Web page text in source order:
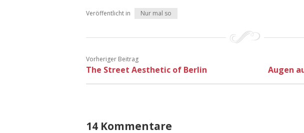
Veröffentlicht in Nur mal so
Vorheriger Beitrag
The Street Aesthetic of Berlin Augen
14 Kommentare